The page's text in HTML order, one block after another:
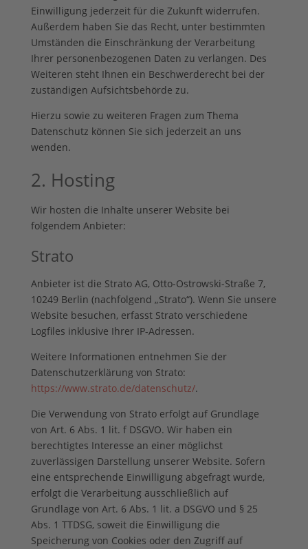
Einwilligung jederzeit für die Zukunft widerrufen.
Außerdem haben Sie das Recht, unter bestimmten
Umständen die Einschränkung der Verarbeitung
Ihrer personenbezogenen Daten zu verlangen. Des
Weiteren steht Ihnen ein Beschwerderecht bei der
zuständigen Aufsichtsbehörde zu.
Hierzu sowie zu weiteren Fragen zum Thema
Datenschutz können Sie sich jederzeit an uns
wenden.
2. Hosting
Wir hosten die Inhalte unserer Website bei
folgendem Anbieter:
Strato
Anbieter ist die Strato AG, Otto-Ostrowski-Straße 7,
10249 Berlin (nachfolgend „Strato“). Wenn Sie unsere
Website besuchen, erfasst Strato verschiedene
Logfiles inklusive Ihrer IP-Adressen.
Weitere Informationen entnehmen Sie der
Datenschutzerklärung von Strato:
https://www.strato.de/datenschutz/.
Die Verwendung von Strato erfolgt auf Grundlage
von Art. 6 Abs. 1 lit. f DSGVO. Wir haben ein
berechtigtes Interesse an einer möglichst
zuverlässigen Darstellung unserer Website. Sofern
eine entsprechende Einwilligung abgefragt wurde,
erfolgt die Verarbeitung ausschließlich auf
Grundlage von Art. 6 Abs. 1 lit. a DSGVO und § 25
Abs. 1 TTDSG, soweit die Einwilligung die
Speicherung von Cookies oder den Zugriff auf